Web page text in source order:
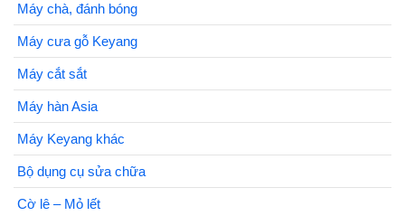
Máy chà, đánh bóng
Máy cưa gỗ Keyang
Máy cắt sắt
Máy hàn Asia
Máy Keyang khác
Bộ dụng cụ sửa chữa
Cờ lê – Mỏ lết